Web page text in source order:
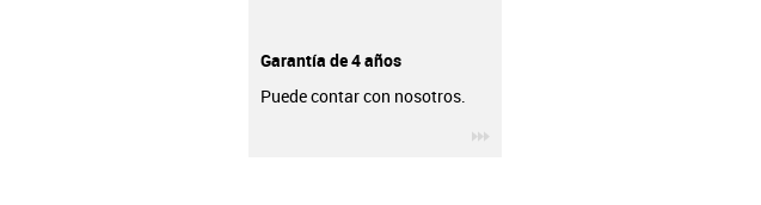
Garantía de 4 años
Puede contar con nosotros.